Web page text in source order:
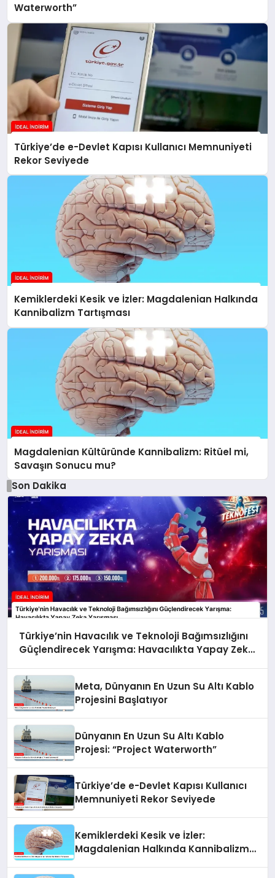
Waterworth”
Türkiye’de e-Devlet Kapısı Kullanıcı Memnuniyeti
Rekor Seviyede
Kemiklerdeki Kesik ve İzler: Magdalenian Halkında
Kannibalizm Tartışması
Magdalenian Kültüründe Kannibalizm: Ritüel mi,
Savaşın Sonucu mu?
Son Dakika
Türkiye’nin Havacılık ve Teknoloji Bağımsızlığını
Güçlendirecek Yarışma: Havacılıkta Yapay Zeka
Meta, Dünyanın En Uzun Su Altı Kablo
Projesini Başlatıyor
Dünyanın En Uzun Su Altı Kablo
Projesi: “Project Waterworth”
Türkiye’de e-Devlet Kapısı Kullanıcı
Memnuniyeti Rekor Seviyede
Kemiklerdeki Kesik ve İzler:
Magdalenian Halkında Kannibalizm